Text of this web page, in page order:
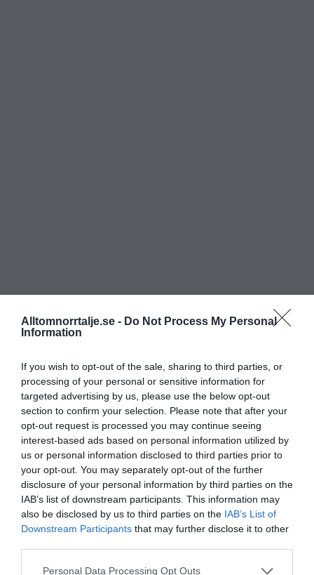
Alltomnorrtalje.se - Do Not Process My Personal
Information
If you wish to opt-out of the sale, sharing to third parties, or
processing of your personal or sensitive information for
targeted advertising by us, please use the below opt-out
section to confirm your selection. Please note that after your
opt-out request is processed you may continue seeing
interest-based ads based on personal information utilized by
us or personal information disclosed to third parties prior to
your opt-out. You may separately opt-out of the further
disclosure of your personal information by third parties on the
IAB’s list of downstream participants. This information may
also be disclosed by us to third parties on the IAB’s List of
Downstream Participants that may further disclose it to other
Personal Data Processing Opt Outs